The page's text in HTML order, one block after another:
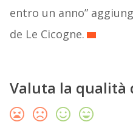
entro un anno”
de Le Cicogne.
Valuta la qualità